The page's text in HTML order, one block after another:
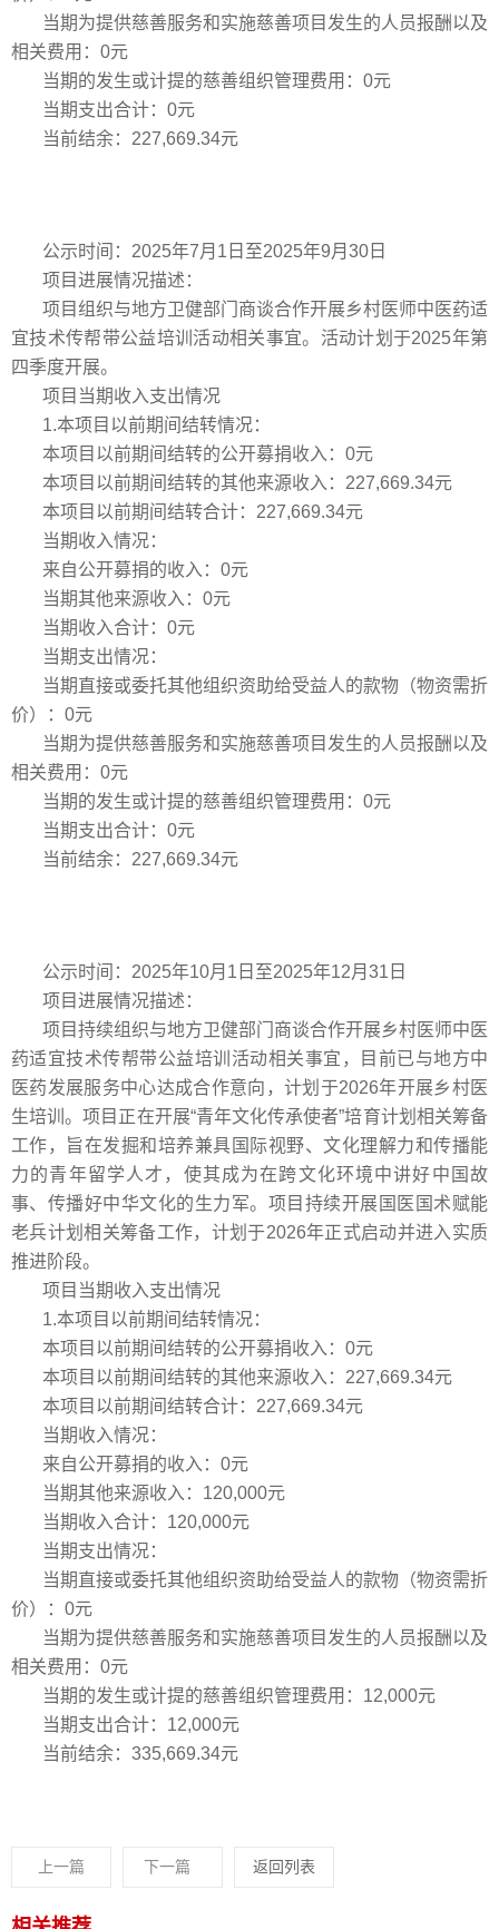
当期为提供慈善服务和实施慈善项目发生的人员报酬以及
相关费用：0元
当期的发生或计提的慈善组织管理费用：0元
当期支出合计：0元
当前结余：227,669.34元
公示时间：2025年7月1日至2025年9月30日
项目进展情况描述：
项目组织与地方卫健部门商谈合作开展乡村医师中医药适
宜技术传帮带公益培训活动相关事宜。活动计划于2025年第
四季度开展。
项目当期收入支出情况
1.本项目以前期间结转情况：
本项目以前期间结转的公开募捐收入：0元
本项目以前期间结转的其他来源收入：227,669.34元
本项目以前期间结转合计：227,669.34元
当期收入情况：
来自公开募捐的收入：0元
当期其他来源收入：0元
当期收入合计：0元
当期支出情况：
当期直接或委托其他组织资助给受益人的款物（物资需折
价）：0元
当期为提供慈善服务和实施慈善项目发生的人员报酬以及
相关费用：0元
当期的发生或计提的慈善组织管理费用：0元
当期支出合计：0元
当前结余：227,669.34元
公示时间：2025年10月1日至2025年12月31日
项目进展情况描述：
项目持续组织与地方卫健部门商谈合作开展乡村医师中医
药适宜技术传帮带公益培训活动相关事宜，目前已与地方中
医药发展服务中心达成合作意向，计划于2026年开展乡村医
生培训。项目正在开展“青年文化传承使者”培育计划相关筹备
工作，旨在发掘和培养兼具国际视野、文化理解力和传播能
力的青年留学人才，使其成为在跨文化环境中讲好中国故
事、传播好中华文化的生力军。项目持续开展国医国术赋能
老兵计划相关筹备工作，计划于2026年正式启动并进入实质
推进阶段。
项目当期收入支出情况
1.本项目以前期间结转情况：
本项目以前期间结转的公开募捐收入：0元
本项目以前期间结转的其他来源收入：227,669.34元
本项目以前期间结转合计：227,669.34元
当期收入情况：
来自公开募捐的收入：0元
当期其他来源收入：120,000元
当期收入合计：120,000元
当期支出情况：
当期直接或委托其他组织资助给受益人的款物（物资需折
价）：0元
当期为提供慈善服务和实施慈善项目发生的人员报酬以及
相关费用：0元
当期的发生或计提的慈善组织管理费用：12,000元
当期支出合计：12,000元
当前结余：335,669.34元
上一篇 下一篇 返回列表